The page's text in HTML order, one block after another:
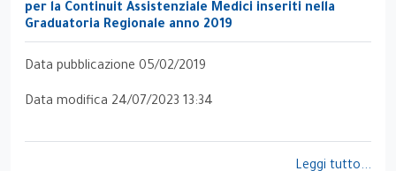
per la Continuit Assistenziale Medici inseriti nella
Graduatoria Regionale anno 2019
Data pubblicazione 05/02/2019
Data modifica 24/07/2023 13:34
Leggi tutto...